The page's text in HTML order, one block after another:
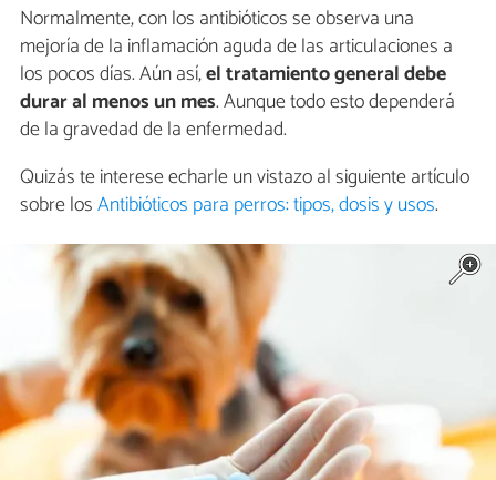
Normalmente, con los antibióticos se observa una
mejoría de la inflamación aguda de las articulaciones a
los pocos días. Aún así,el tratamiento general debe
durar al menos un mes. Aunque todo esto dependerá
de la gravedad de la enfermedad.
Quizás te interese echarle un vistazo al siguiente artículo
sobre losAntibióticos para perros: tipos, dosis y usos.